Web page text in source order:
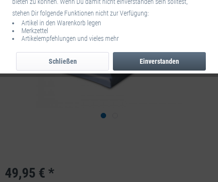
49,95 € *
stehen Dir folgende Funktionen nicht zur Verfügung:
Artikel in den Warenkorb legen
Merkzettel
Artikelempfehlungen und vieles mehr
Einverstanden
Schließen